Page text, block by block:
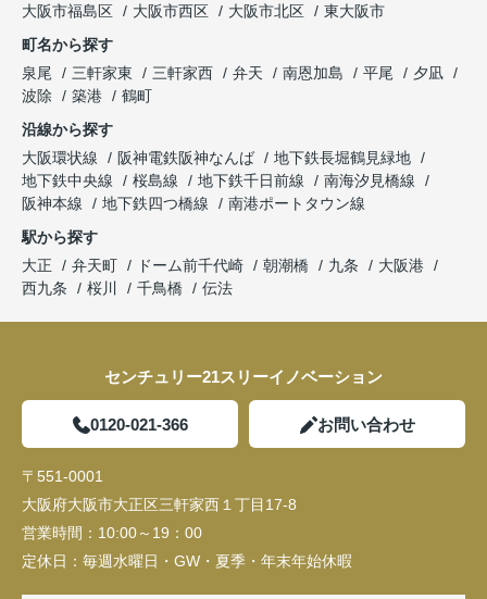
大阪市福島区
大阪市西区 大阪市北区
東大阪市
町名から探す
泉尾
三軒家東 三軒家西 弁天 南恩加島 平尾
夕凪
波除
築港
鶴町
沿線から探す
大阪環状線
阪神電鉄阪神なんば
地下鉄長堀鶴見緑地
地下鉄中央線
桜島線 地下鉄千日前線
南海汐見橋線
阪神本線
地下鉄四つ橋線
南港ポートタウン線
駅から探す
大正
弁天町 ドーム前千代崎 朝潮橋 九条
大阪港
西九条
桜川 千鳥橋 伝法
センチュリー21スリーイノベーション
0120-021-366 お問い合わせ
〒551-0001
大阪府大阪市大正区三軒家西１丁目17-8
営業時間： 10:00～19：00
定休日： 毎週水曜日・GW・夏季・年末年始休暇